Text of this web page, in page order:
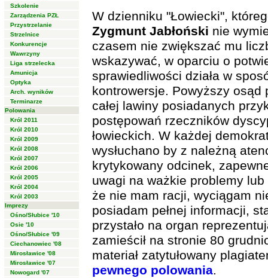
Szkolenie
Zarządzenia PZŁ
Przystrzelanie
Strzelnice
Konkurencje
Wawrzyny
Liga strzelecka
Amunicja
Optyka
Arch. wyników
Terminarze
Polowania
Król 2011
Król 2010
Król 2009
Król 2008
Król 2007
Król 2006
Król 2005
Król 2004
Król 2003
Imprezy
Ośno/Słubice '10
Osie '10
Ośno/Słubice '09
Ciechanowiec '08
Mirosławice '08
Mirosławice '07
Nowogard '07
W dzienniku "Łowiecki",
Zygmunt Jabłoński nie
czasem nie zwiększać mu
wskazywać, w oparciu o
sprawiedliwości działa w
kontrowersje. Powyższy osąd
całej lawiny posiadanych
postępowań rzeczników
łowieckich. W każdej
wysłuchano by z należną
krytykowany odcinek,
uwagi na ważkie problemy
że nie mam racji, wyciągam
posiadam pełnej informacji,
przystało na organ
zamieścił na stronie 80
materiał zatytułowany
pewnego polowania.